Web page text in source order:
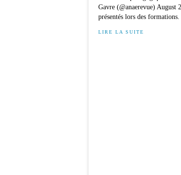
Gavre (@anaerevue) August
présentés lors des
LIRE LA SUITE